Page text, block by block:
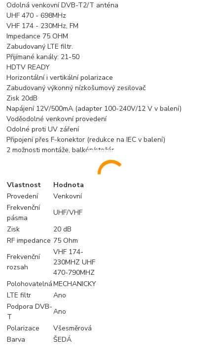
Odolná venkovní DVB-T2/T anténa
UHF 470 - 698MHz
VHF 174 - 230MHz, FM
Impedance 75 OHM
Zabudovaný LTE filtr.
Přijímané kanály: 21-50
HDTV READY
Horizontální i vertikální polarizace
Zabudovaný výkonný nízkošumový zesilovač
Zisk 20dB
Napájení 12V/500mA (adapter 100-240V/12 V v balení)
Voděodolné venkovní provedení
Odolné proti UV záření
Připojení přes F-konektor (redukce na IEC v balení)
2 možnosti montáže, balkón/stožár
Vlastnost
Hodnota
Provedení
Venkovní
Frekvenční
pásma
UHF/VHF
Zisk
20 dB
RF impedance 75 Ohm
Frekvenční
rozsah
VHF 174-
230MHZ UHF
470-790MHZ
PolohovatelnáMECHANICKY
LTE filtr
Ano
Podpora DVB-
T
Ano
Polarizace
Všesměrová
Barva
ŠEDÁ